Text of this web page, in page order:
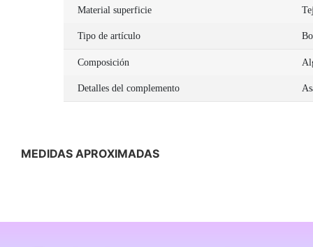
Material superficie
Tipo de artículo
Composición
Detalles del complemento
MEDIDAS APROXIMADAS